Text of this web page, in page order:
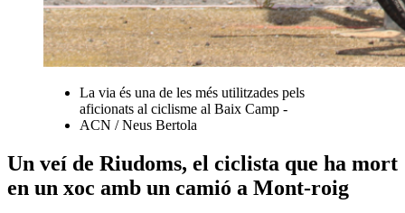
La via és una de les més utilitzades pels
aficionats al ciclisme al Baix Camp -
ACN / Neus Bertola
Un veí de Riudoms, el ciclista que ha mort
en un xoc amb un camió a Mont-roig